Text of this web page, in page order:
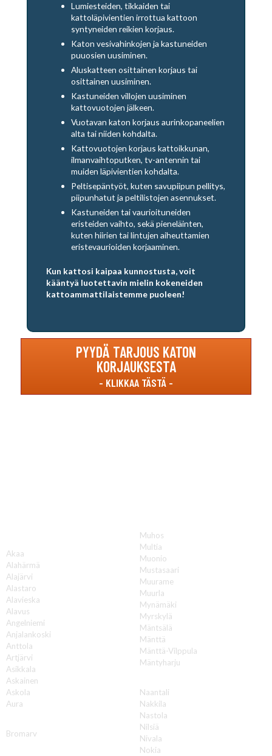
Lumiesteiden, tikkaiden tai
kattoläpivientien irrottua kattoon
syntyneiden reikien korjaus.
Katon vesivahinkojen ja kastuneiden
puuosien uusiminen.
Aluskatteen osittainen korjaus tai
osittainen uusiminen.
Kastuneiden villojen uusiminen
kattovuotojen jälkeen.
Vuotavan katon korjaus aurinkopaneelien
alta tai niiden kohdalta.
Kattovuotojen korjaus kattoikkunan,
ilmanvaihtoputken, tv-antennin tai
muiden läpivientien kohdalta.
Peltisepäntyöt, kuten savupiipun pellitys,
piipunhatut ja peltilistojen asennukset.
Kastuneiden tai vaurioituneiden
eristeiden vaihto, sekä pieneläinten,
kuten hiirien tai lintujen aiheuttamien
eristevaurioiden korjaaminen.
Kun kattosi kaipaa kunnostusta, voit
kääntyä luotettavin mielin kokeneiden
kattoammattilaistemme puoleen!
PYYDÄ TARJOUS KATON
KORJAUKSESTA
Akaa
Alahärmä
Alajärvi
Alastaro
Alavieska
Alavus
Angelniemi
Anjalankoski
Anttola
Artjärvi
Asikkala
Askainen
Askola
Aura
Bromarv
Muhos
Multia
Muonio
Mustasaari
Muurame
Muurla
Mynämäki
Myrskylä
Mäntsälä
Mänttä
Mänttä-Vilppula
Mäntyharju
Naantali
Nakkila
Nastola
Nilsiä
Nivala
Nokia